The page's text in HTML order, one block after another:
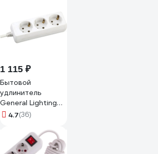
home (у16а-002),
белый 49355
1 115 ₽
Бытовой
удлинитель
General Lighting
Systems 3
заземлением, без
выключателя, 5
4.7(36)